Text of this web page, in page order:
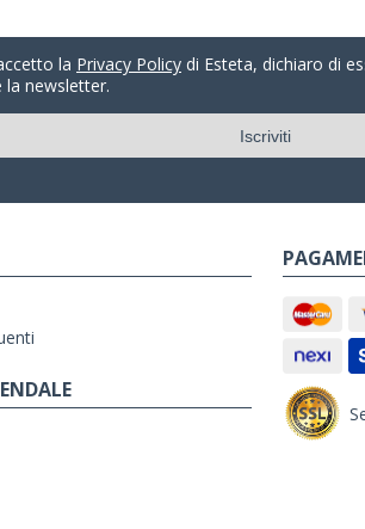
la Privacy Policy di Esteta, dichiaro di
la newsletter.